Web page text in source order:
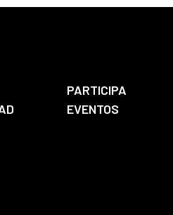
PARTICIPA
EVENTOS